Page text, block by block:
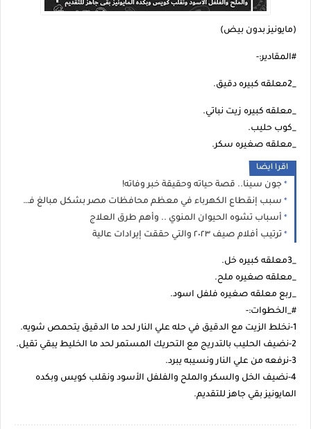
(مايونيز بدون بيض)
#المقادير:-
_2معلقه كبيره دقيق.
_معلقه كبيره زيت نباتي.
_كوب حليب.
_معلقه صغيره سكر.
اقرا ايضا
جون سينا.. قصة حياته وحقيقة خبر وفاته!
سبب إنقطاع الكهرباء في معظم محافظات مصر بشكل مبالغ فيه
أسباب تشوه الحيوان المنوي .. وأهم طرق العلاج
ترتيب أفلام صيف ٢٠٢٣ والتي حققت إيرادات عالية
_3معلقه كبيره خل.
_معلقه صغيره ملح.
_ربع معلقه صغيره فلفل اسود.
#_الخطوات:-
1-نخلط الزيت مع الدقيق في حله علي النار لحد ما الدقيق يتحمص شويه.
2-نضيف الحليب بالتدريج مع التحريك المستمر لحد ما الخليط يبقي تقيل.
3-نرفعه من علي النار ونسيبه يبرد.
4-نضيف الخل والسكر والملح والفلفل الأسود ونقلب كويس وبكده
المايونيز بقي جاهز للتقديم.